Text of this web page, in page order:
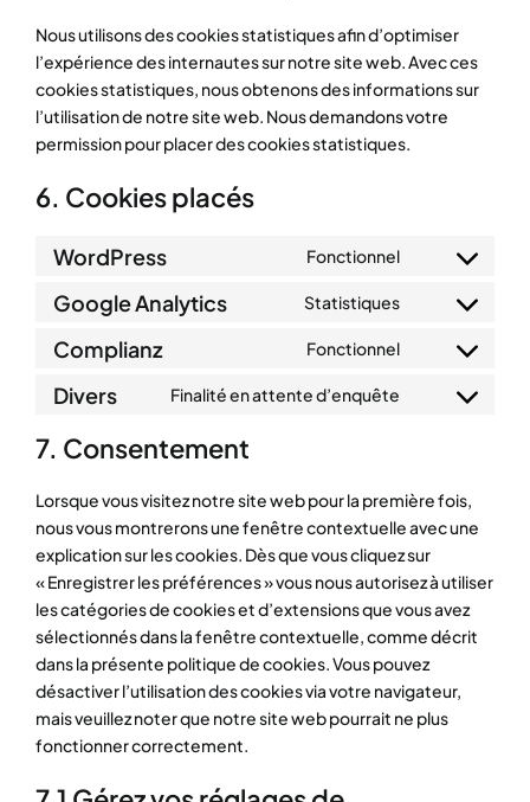
Nous utilisons des cookies statistiques afin d’optimiser
l’expérience des internautes sur notre site web. Avec ces
cookies statistiques, nous obtenons des informations sur
l’utilisation de notre site web. Nous demandons votre
permission pour placer des cookies statistiques.
6. Cookies placés
WordPress Fonctionnel
Consent
wordpress
Google Analytics Statistiques
Consent
google-
Complianz Fonctionnel
Consent
Divers Finalité en attente d’enquête
Consent
7. Consentement
Lorsque vous visitez notre site web pour la première fois,
nous vous montrerons une fenêtre contextuelle avec une
explication sur les cookies. Dès que vous cliquez sur
« Enregistrer les préférences » vous nous autorisez à utiliser
les catégories de cookies et d’extensions que vous avez
sélectionnés dans la fenêtre contextuelle, comme décrit
dans la présente politique de cookies. Vous pouvez
désactiver l’utilisation des cookies via votre navigateur,
mais veuillez noter que notre site web pourrait ne plus
fonctionner correctement.